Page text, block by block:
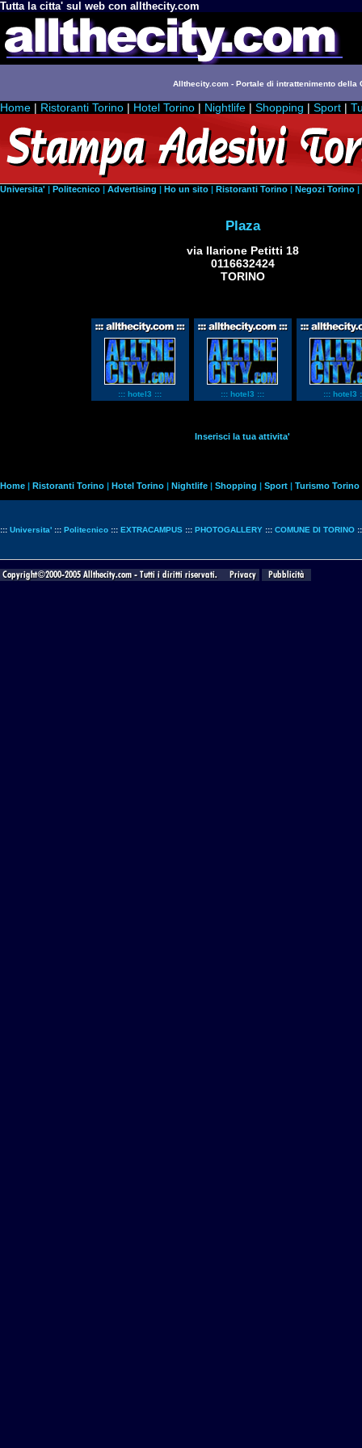
Tutta la citta' sul web con allthecity.com
Allthecity.com - Portale di intrattenimento della
Home | Ristoranti Torino | Hotel Torino | Nightlife | Shopping | Sport |
Universita' | Politecnico | Advertising | Ho un sito | Ristoranti Torino | Negozi Torino |
Plaza
via Ilarione Petitti 18
0116632424
TORINO
::: hotel3 ::: ::: hotel3 ::: ::: hotel3
Inserisci la tua attivita'
Home | Ristoranti Torino | Hotel Torino | Nightlife | Shopping | Sport | Turismo Torino
::: Universita' ::: Politecnico ::: EXTRACAMPUS ::: PHOTOGALLERY ::: COMUNE DI TORINO